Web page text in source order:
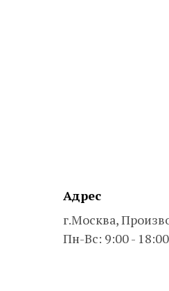
Адрес
г.Москва,
Пн-Вс: 9:00 - 18:00